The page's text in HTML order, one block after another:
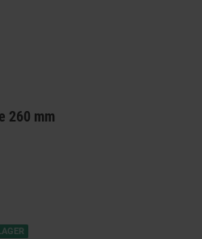
260 mm